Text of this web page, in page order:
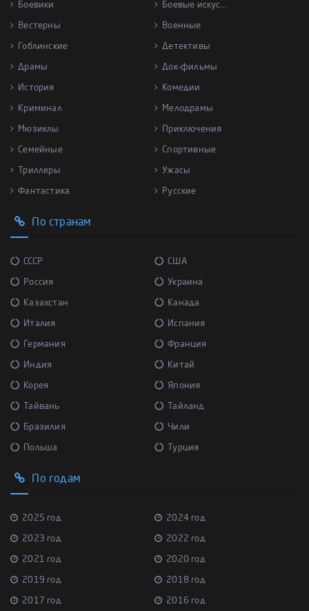
Боевики Боевые искус...
Вестерны Военные
Гоблинские Детективы
Драмы Док-фильмы
История Комедии
Криминал Мелодрамы
Мюзиклы Приключения
Семейные Спортивные
Триллеры Ужасы
Фантастика Русские
По странам
СССР США
Россия Украина
Казахстан Канада
Италия Испания
Германия Франция
Индия Китай
Корея Япония
Тайвань Тайланд
Бразилия Чили
Польша Турция
По годам
2025 год 2024 год
2023 год 2022 год
2021 год 2020 год
2019 год 2018 год
2017 год 2016 год